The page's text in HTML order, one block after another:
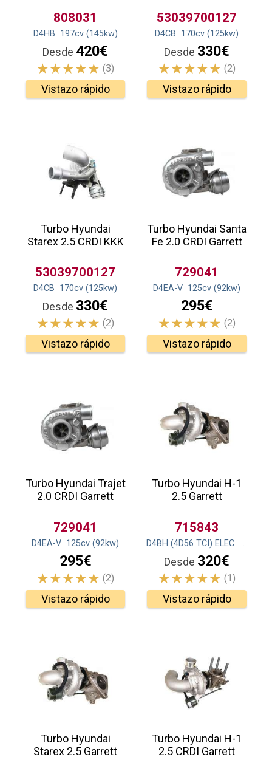
808031
D4HB 197cv (145kw)
Desde 420€
(3)
Vistazo rápido
53039700127
D4CB 170cv (125kw)
Desde 330€
(2)
Vistazo rápido
Turbo Hyundai
Starex 2.5 CRDI KKK
53039700127
D4CB 170cv (125kw)
Desde 330€
(2)
Vistazo rápido
Turbo Hyundai Santa
Fe 2.0 CRDI Garrett
729041
D4EA-V 125cv (92kw)
295€
(2)
Vistazo rápido
Turbo Hyundai Trajet
2.0 CRDI Garrett
729041
D4EA-V 125cv (92kw)
295€
(2)
Vistazo rápido
Turbo Hyundai H-1
2.5 Garrett
715843
D4BH (4D56 TCI) ELEC 136
Desde 320€
(1)
Vistazo rápido
Turbo Hyundai
Starex 2.5 Garrett
Turbo Hyundai H-1
2.5 CRDI Garrett